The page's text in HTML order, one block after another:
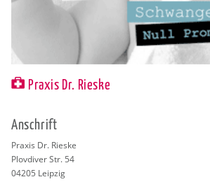
Praxis Dr. Rieske
An­schrift
Pra­xis Dr. Ries­ke
Plov­di­ver Str. 54
04205 Leip­zig